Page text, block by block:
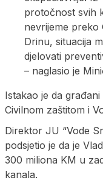
protočnost svih
nevrijeme preko
Drinu, situacija
djelovati
– naglasio je
Istakao je da
Civilnom zaštitom i
Direktor ЈU “Vode
podsjetio je da je
300 miliona KM u
kanala.